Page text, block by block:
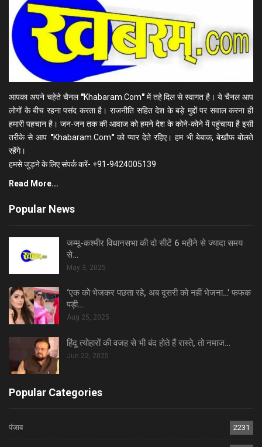
आपका अपने चहेते चैनल "Khabaram.Com"में तहे दिल से स्वागत है। ये चैनल आप
लोगों के बीच रहना पसंद करता है। राजनीति सहित देश के बड़े मुद्दों पर सवाल करना ही
हमारी पहचान है। जन-जन तक की आवाज को हमने देश के कोने-कोने में पहुंचाया है इसी
तरीके से आप "Khabaram.Com"को प्यार देते रहिए। हम भी बेबाक, बेखौफ बोलते
रहेंगे।
हमसे जुड़ने के लिए संपर्क करें- +91-9424005139
Read More...
Popular News
जम्मू-कश्मीर विधानसभा की दो सीटें 6 महीने से ज्यादा समय
से…
May 3, 2025
‘एक को भेजकर पछता रहे, अब दूसरी को नहीं भेजना…’ फफक
पड़ी…
Aug 25, 2025
हिंदू त्योहारों की वजह से भी बंद होते हैं रास्ते, तो नमाज…
Jun 22, 2025
Popular Categories
पंजाब 2231